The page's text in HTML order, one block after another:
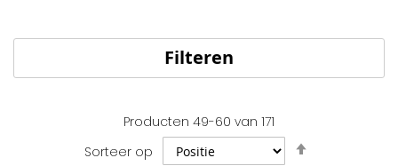
Filteren
Producten 49-60 van 171
Sorteer op